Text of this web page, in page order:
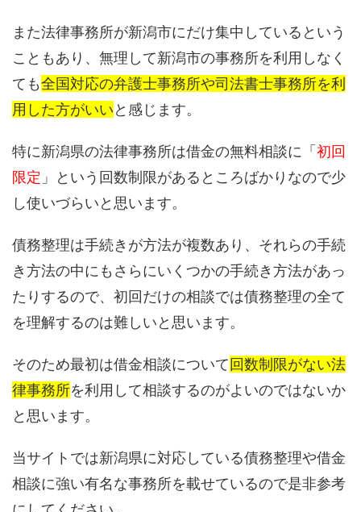
また法律事務所が新潟市にだけ集中しているという
こともあり、無理して新潟市の事務所を利用しなく
ても全国対応の弁護士事務所や司法書士事務所を利
用した方がいいと感じます。
特に新潟県の法律事務所は借金の無料相談に「 初回
限定 」という回数制限があるところばかりなので少
し使いづらいと思います。
債務整理は手続きが方法が複数あり、それらの手続
き方法の中にもさらにいくつかの手続き方法があっ
たりするので、初回だけの相談では債務整理の全て
を理解するのは難しいと思います。
そのため最初は借金相談について 回数制限がない法
律事務所を利用して相談するのがよいのではないか
と思います。
当サイトでは新潟県に対応している債務整理や借金
相談に強い有名な事務所を載せているので是非参考